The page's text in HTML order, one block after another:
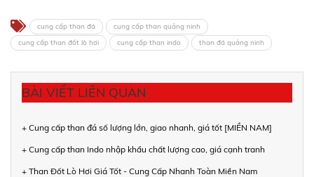
cung cấp than đá
cung cấp than quảng ninh
cung cấp than đốt lò hơi
cung cấp than indo than đá quảng ninh
BÀI VIẾT LIÊN QUAN
+ Cung cấp than đá số lượng lớn, giao nhanh, giá tốt [MIỀN NAM]
+ Cung cấp than Indo nhập khẩu chất lượng cao, giá cạnh tranh
+ Than Đốt Lò Hơi Giá Tốt - Cung Cấp Nhanh Toàn Miền Nam